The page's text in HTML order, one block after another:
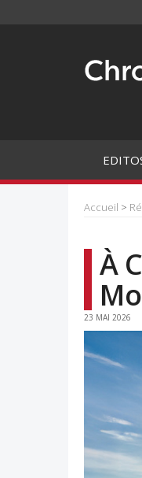
Accueil >
À
23 MAI 2026